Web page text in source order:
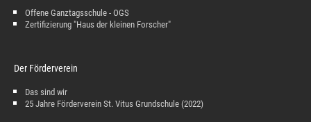
Offene Ganztagsschule - OGS
Zertifizierung "Haus der kleinen Forscher"
Der Förderverein
Das sind wir
25 Jahre Förderverein St. Vitus Grundschule (2022)